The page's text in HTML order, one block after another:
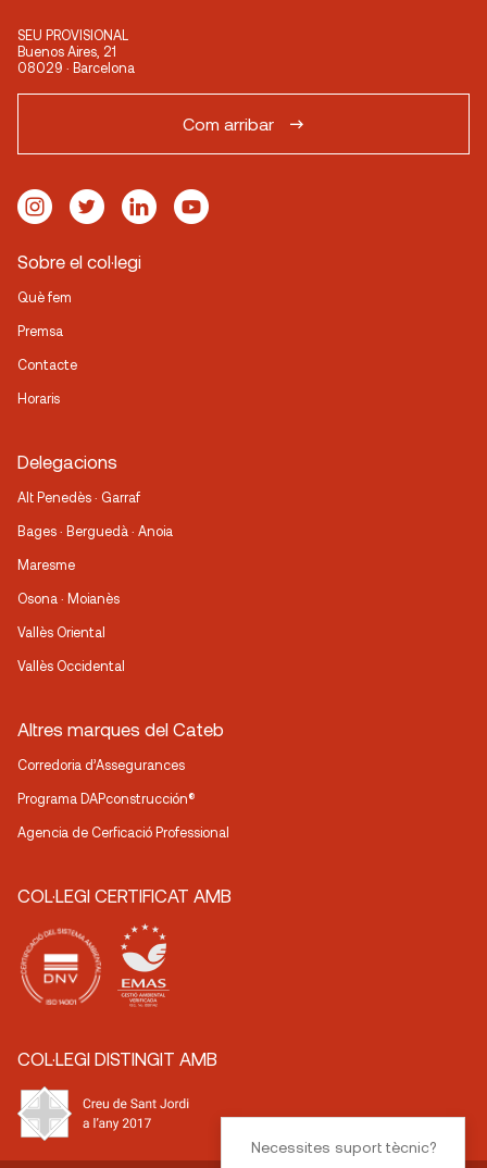
SEU PROVISIONAL
Buenos Aires, 21
08029 · Barcelona
Com arribar
Sobre el col·legi
Què fem
Premsa
Contacte
Horaris
Delegacions
Alt Penedès · Garraf
Bages · Berguedà · Anoia
Maresme
Osona · Moianès
Vallès Oriental
Vallès Occidental
Altres marques del Cateb
Corredoria d’Assegurances
Programa DAPconstrucción®
Agencia de Cerficació Professional
COL·LEGI CERTIFICAT AMB
COL·LEGI DISTINGIT AMB
Necessites suport tècnic?